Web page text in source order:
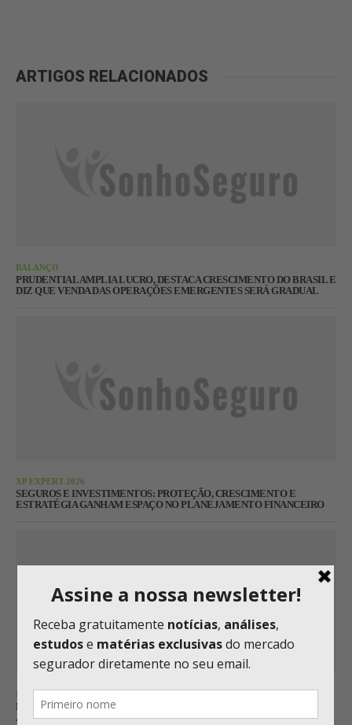
ARTIGOS RELACIONADOS
BALANÇO
PRUDENTIAL AMPLIA LUCRO, DESTACA CRESCIMENTO DO BRASIL E
DIZ QUE VENDA DAS OPERAÇÕES EMERGENTES SERÁ GRADUAL
XP EXPERT 2026
SEGUROS E INVESTIMENTOS: PROTEÇÃO, CRESCIMENTO E
ESTRATÉGIA GANHAM ESPAÇO NO PLANEJAMENTO FINANCEIRO
BALANÇO
BRADSAÚDE ATRIBUI CRESCIMENTO AO GANHO DE MERCADO E
APOSTA EM PMES PARA AMPLIAR CARTEIRA